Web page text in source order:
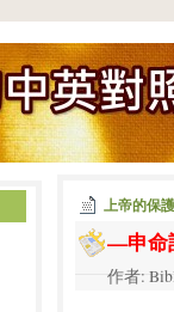
上帝的保護
—申命
作者: